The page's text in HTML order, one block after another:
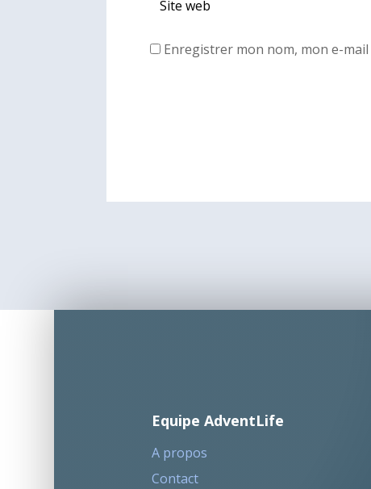
Enregistrer mon nom, mon e-
Equipe AdventLife
A propos
Contact